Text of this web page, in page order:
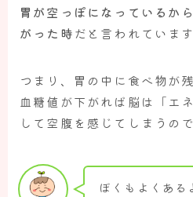
胃が空っぽになっているか
がった時だと言われています
つまり、胃の中に食べ物が
血糖値が下がれば脳は「エ
して空腹を感じてしまうので
ぼくもよくある